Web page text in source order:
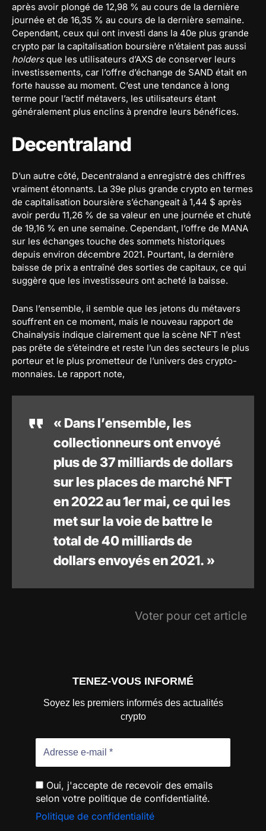
après avoir plongé de 12,98 % au cours de la dernière
journée et de 16,35 % au cours de la dernière semaine.
Cependant, ceux qui ont investi dans la 40e plus grande
crypto par la capitalisation boursière n’étaient pas aussi
holdersque les utilisateurs d’AXS de conserver leurs
investissements, car l’offre d’échange de SAND était en
forte hausse au moment. C’est une tendance à long
terme pour l’actif métavers, les utilisateurs étant
généralement plus enclins à prendre leurs bénéfices.
Decentraland
D’un autre côté, Decentraland a enregistré des chiffres
vraiment étonnants. La 39e plus grande crypto en termes
de capitalisation boursière s’échangeait à 1,44 $ après
avoir perdu 11,26 % de sa valeur en une journée et chuté
de 19,16 % en une semaine. Cependant, l’offre de MANA
sur les échanges touche des sommets historiques
depuis environ décembre 2021. Pourtant, la dernière
baisse de prix a entraîné des sorties de capitaux, ce qui
suggère que les investisseurs ont acheté la baisse.
Dans l’ensemble, il semble que les jetons du métavers
souffrent en ce moment, mais le nouveau rapport de
Chainalysis indique clairement que la scène NFT n’est
pas prête de s’éteindre et reste l’un des secteurs le plus
porteur et le plus prometteur de l’univers des crypto-
monnaies. Le rapport note,
« Dans l’ensemble, les
collectionneurs ont envoyé
plus de 37 milliards de dollars
sur les places de marché NFT
en 2022 au 1er mai, ce qui les
met sur la voie de battre le
total de 40 milliards de
dollars envoyés en 2021. »
Voter pour cet article
TENEZ-VOUS INFORMÉ
Soyez les premiers informés des actualités
crypto
Oui, j'accepte de recevoir des emails
selon votre politique de confidentialité.
Politique de confidentialité